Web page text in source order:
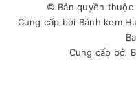
© Bản quyền thuộc
Cung cấp bởi Bánh kem
Cung cấp bởi